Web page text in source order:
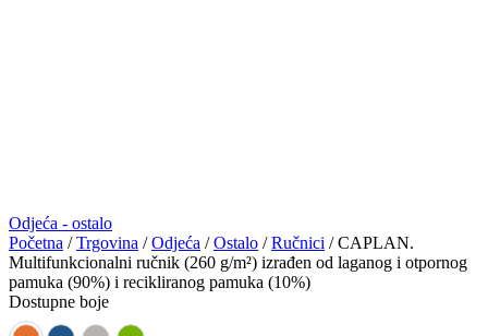
Odjeća - ostalo
Početna /Trgovina /Odjeća /Ostalo /Ručnici / CAPLAN.
Multifunkcionalni ručnik (260 g/m²) izrađen od laganog i otpornog
pamuka (90%) i recikliranog pamuka (10%)
Dostupne boje